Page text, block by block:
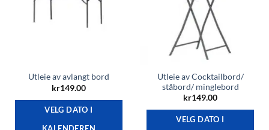
Utleie av avlangt bord
kr149.00
VELG DATO I
Utleie av Cocktailbord/
ståbord/ minglebord
kr149.00
VELG DATO I